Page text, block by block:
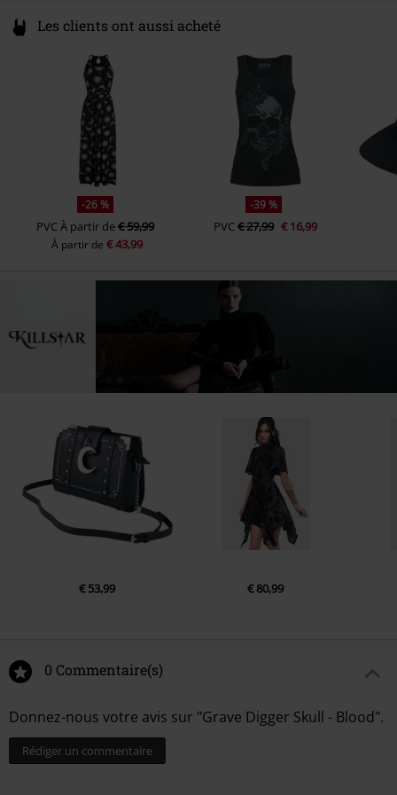
Les clients ont aussi acheté
-26 %
PVCÀ partir de€ 59,99
À partir de€ 43,99
-39 %
PVC€ 27,99 € 16,99
€ 53,99 € 80,99
0 Commentaire(s)
Donnez-nous votre avis sur "Grave Digger Skull - Blood".
Rédiger un commentaire